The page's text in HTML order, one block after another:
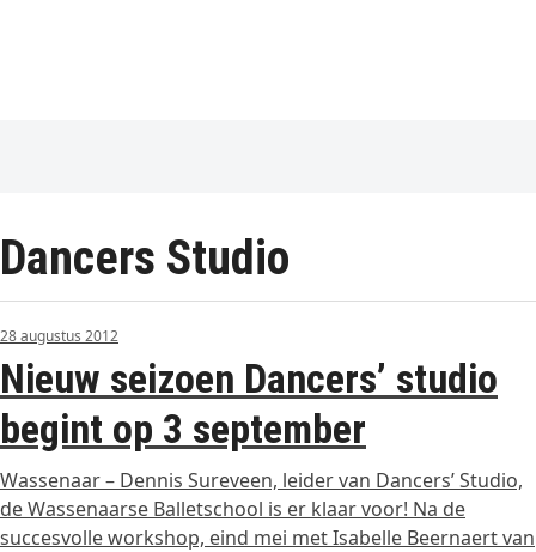
Dancers Studio
28 augustus 2012
Nieuw seizoen Dancers’ studio
begint op 3 september
Wassenaar – Dennis Sureveen, leider van Dancers’ Studio,
de Wassenaarse Balletschool is er klaar voor! Na de
succesvolle workshop, eind mei met Isabelle Beernaert van